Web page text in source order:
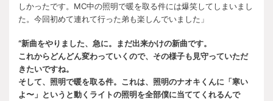
しかったです。MC中の照明で暖を取る件には爆笑してしまいまし
た。今回初めて連れて行った弟も楽しんでいました」
“新曲をやりました、急に。まだ出来かけの新曲です。
これからどんどん変わっていくので、その様子も見守っていただ
きたいですね。
そして、照明で暖を取る件。これは、照明のナオキくんに「寒い
よ〜」というと動くライトの照明を全部僕に当ててくれるんで